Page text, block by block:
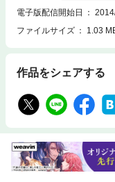
電子版配信開始日
ファイルサイズ
1.03
作品をシェアする